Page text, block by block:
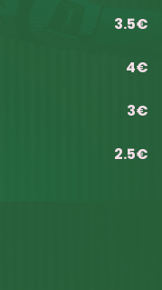
3.5€
4€
3€
2.5€